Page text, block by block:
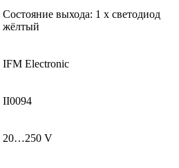
Состояние выхода: 1 x светодиод
жёлтый
IFM Electronic
II0094
20…250 V